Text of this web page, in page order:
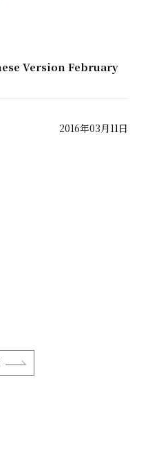
Version February
2016年03月11日